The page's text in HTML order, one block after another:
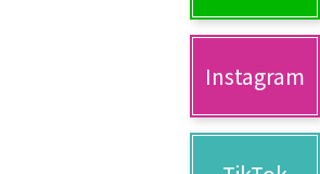
Instagram